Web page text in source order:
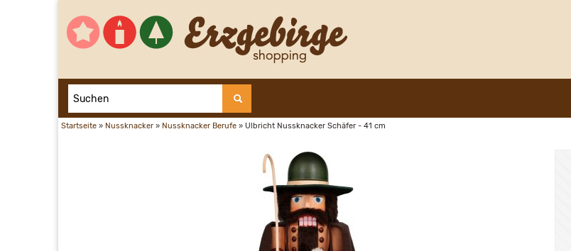
Startseite » Nussknacker » Nussknacker Berufe » Ulbricht Nussknacker Schäfer - 41 cm